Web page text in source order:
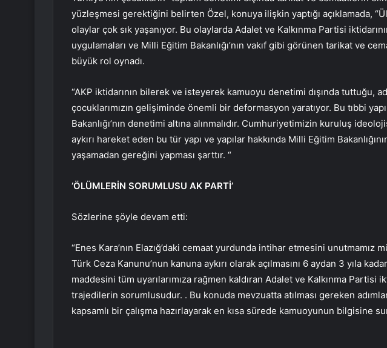
yüzleşmesi gerektiğini belirten Özel, konuya ilişkin yaptığı açıklamada,
olaylar çok sık yaşanıyor. Bu olaylarda Adalet ve Kalkınma Partisi
uygulamaları ve Milli Eğitim Bakanlığı’nın vakıf gibi görünen tarikat ve
büyük rol oynadı.
“AKP iktidarının bilerek ve isteyerek kamuoyu denetimi dışında tuttuğu,
çocuklarımızın gelişiminde önemli bir deformasyon yaratıyor. Bu tıbbi
Bakanlığı’nın denetimi altına alınmalıdır. Cumhuriyetimizin kuruluş
aykırı hareket eden bu tür yapı ve yapılar hakkında Milli Eğitim
yaşamadan gereğini yapması şarttır. “
‘ÖLÜMLERİN SORUMLUSU AK PARTİ’
Sözlerine şöyle devam etti:
“Enes Kara’nın Elazığ’daki cemaat yurdunda intihar etmesini unutmamız
Türk Ceza Kanunu’nun kanuna aykırı olarak açılmasını 6 aydan 3 yıla
maddesini tüm uyarılarımıza rağmen kaldıran Adalet ve Kalkınma Partisi
trajedilerin sorumlusudur. . Bu konuda mevzuatta atılması gereken
kapsamlı bir çalışma hazırlayarak en kısa sürede kamuoyunun bilgisine